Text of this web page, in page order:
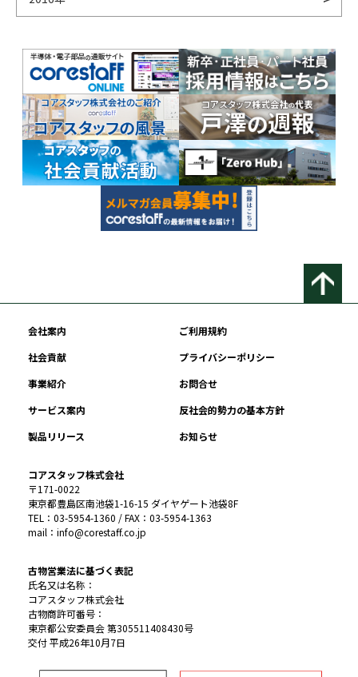
会社案内
ご利用規約
社会貢献
プライバシーポリシー
事業紹介
お問合せ
サービス案内
反社会的勢力の基本方針
製品リリース
お知らせ
コアスタッフ株式会社
〒171-0022
東京都豊島区南池袋1-16-15 ダイヤゲート池袋8F
TEL：03-5954-1360 / FAX：03-5954-1363
mail：info@corestaff.co.jp
古物営業法に基づく表記
氏名又は名称：
コアスタッフ株式会社
古物商許可番号：
東京都公安委員会 第305511408430号
交付 平成26年10月7日